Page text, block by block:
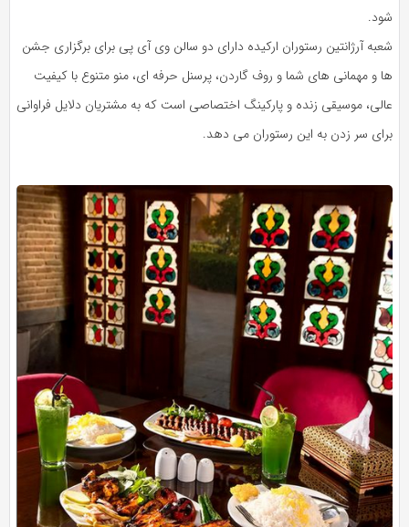
شود.
شعبه آرژانتین رستوران ارکیده دارای دو سالن وی آی پی برای برگزاری جشن
ها و مهمانی های شما و روف گاردن، پرسنل حرفه ای، منو متنوع با کیفیت
عالی، موسیقی زنده و پارکینگ اختصاصی است که به مشتریان دلایل فراوانی
برای سر زدن به این رستوران می دهد.